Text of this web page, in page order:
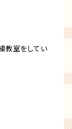
教室をしてい